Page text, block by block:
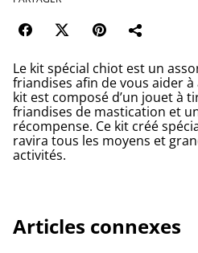
Le kit spécial chiot est un
friandises afin de vous aider
kit est composé d’un jouet à
friandises de mastication et
récompense. Ce kit créé
ravira tous les moyens et
activités.
Articles connexes